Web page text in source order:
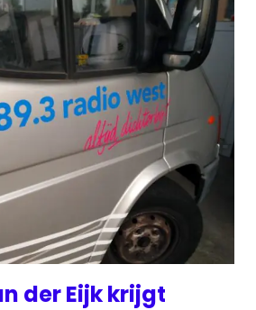
der Eijk krijgt